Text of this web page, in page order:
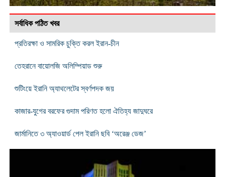
সর্বাধিক পঠিত খবর
প্রতিরক্ষা ও সামরিক চুক্তি করল ইরান-চীন
তেহরানে বায়োলজি অলিম্পিয়াড শুরু
শুটিংয়ে ইরানি অ্যাথলেটের স্বর্ণপদক জয়
কাজার-যুগের বরফের গুদাম পরিণত হলো ঐতিহ্য জাদুঘরে
জার্মানিতে ৩ অ্যাওয়ার্ড পেল ইরানি ছবি ‘অরেঞ্জ ডেজ’